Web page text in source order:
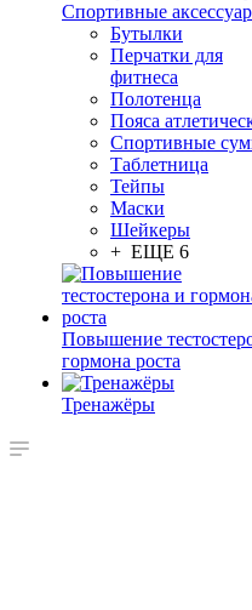
Спортивные
Бутылки
Перчатки для
фитнеса
Полотенца
Пояса
Спортивные
Таблетница
Тейпы
Маски
Шейкеры
+ ЕЩЕ 6
Повышение
гормона роста
Тренажёры